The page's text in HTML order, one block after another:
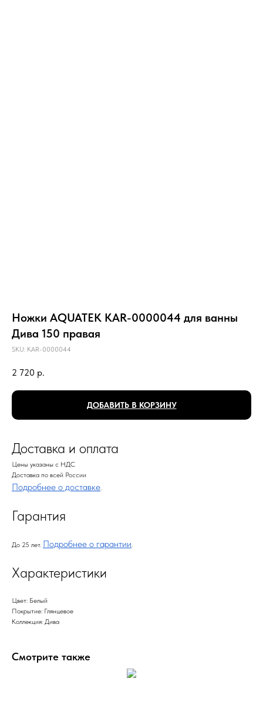
Ножки AQUATEK KAR-0000044 для ванны
Дива 150 правая
SKU: KAR-0000044
2 720 р.
ДОБАВИТЬ В КОРЗИНУ
Доставка и оплата
Цены указаны с НДС
Доставка по всей России
Подробнее о доставке.
Гарантия
До 25 лет. Подробнее о гарантии.
Характеристики
Цвет: Белый
Покрытие: Глянцевое
Коллекция: Дива
Смотрите также